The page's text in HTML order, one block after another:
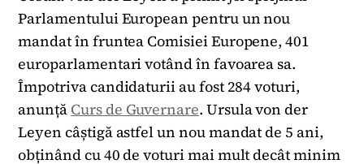
Parlamentului European pentru un nou
mandat în fruntea Comisiei Europene, 401
europarlamentari votând în favoarea sa.
Împotriva candidaturii au fost 284 voturi,
anunță Curs de Guvernare. Ursula von der
Leyen câștigă astfel un nou mandat de 5 ani,
obținând cu 40 de voturi mai mult decât minim